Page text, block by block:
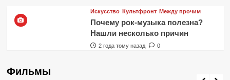
Искусство Культфронт Между прочим
Почему рок-музыка полезна?
Нашли несколько причин
2 года тому назад 0
Фильмы
Фильмы